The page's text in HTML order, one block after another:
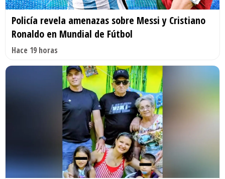
Policía revela amenazas sobre Messi y Cristiano
Ronaldo en Mundial de Fútbol
Hace 19 horas